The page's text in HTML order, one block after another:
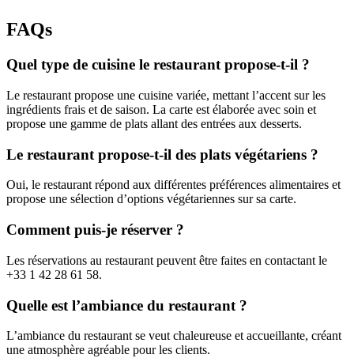
FAQs
Quel type de cuisine le restaurant propose-t-il ?
Le restaurant propose une cuisine variée, mettant l’accent sur les
ingrédients frais et de saison. La carte est élaborée avec soin et
propose une gamme de plats allant des entrées aux desserts.
Le restaurant propose-t-il des plats végétariens ?
Oui, le restaurant répond aux différentes préférences alimentaires et
propose une sélection d’options végétariennes sur sa carte.
Comment puis-je réserver ?
Les réservations au restaurant peuvent être faites en contactant le
+33 1 42 28 61 58.
Quelle est l’ambiance du restaurant ?
L’ambiance du restaurant se veut chaleureuse et accueillante, créant
une atmosphère agréable pour les clients.